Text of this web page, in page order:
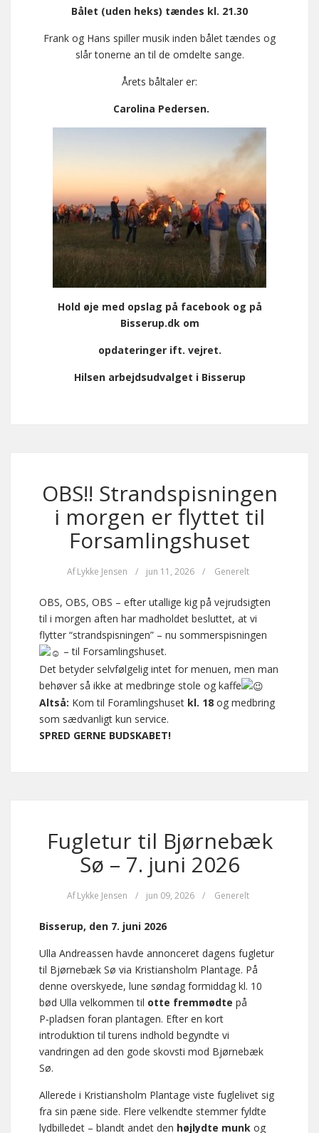
Bålet (uden heks) tændes kl. 21.30
Frank og Hans spiller musik inden bålet tændes og
slår tonerne an til de omdelte sange.
Årets båltaler er:
Carolina Pedersen.
Hold øje med opslag på facebook og på
Bisserup.dk om
opdateringer ift. vejret.
Hilsen arbejdsudvalget i Bisserup
OBS!! Strandspisningen
i morgen er flyttet til
Forsamlingshuset
Af Lykke Jensen / jun 11, 2026 / Generelt
OBS, OBS, OBS – efter utallige kig på vejrudsigten
til i morgen aften har madholdet besluttet, at vi
flytter “strandspisningen” – nu sommerspisningen
– til Forsamlingshuset.
Det betyder selvfølgelig intet for menuen, men man
behøver så ikke at medbringe stole og kaffe
Altså: Kom til Foramlingshuset kl. 18 og medbring
som sædvanligt kun service.
SPRED GERNE BUDSKABET!
Fugletur til Bjørnebæk
Sø – 7. juni 2026
Af Lykke Jensen / jun 09, 2026 / Generelt
Bisserup, den 7. juni 2026
Ulla Andreassen havde annonceret dagens fugletur
til Bjørnebæk Sø via Kristiansholm Plantage. På
denne overskyede, lune søndag formiddag kl. 10
bød Ulla velkommen til otte fremmødte på
P‑pladsen foran plantagen. Efter en kort
introduktion til turens indhold begyndte vi
vandringen ad den gode skovsti mod Bjørnebæk
Sø.
Allerede i Kristiansholm Plantage viste fuglelivet sig
fra sin pæne side. Flere velkendte stemmer fyldte
lydbilledet – blandt andet den højlydte munk og